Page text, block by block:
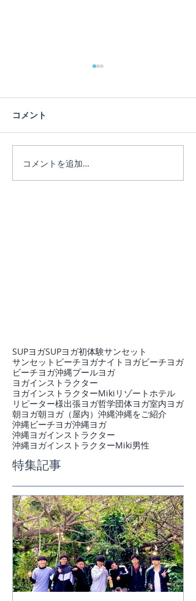
リピーターのEちゃん♪3日
間たっぷり遊びました。
コメント
コメントを追加…
SUPヨガSUPヨガ初体験サンセット
サンセットビーチヨガナイトヨガビーチヨガ
ビーチヨガ沖縄プールヨガ
ヨガインストラクター
ヨガインストラクターMiki リゾートホテル
リピーター様出張ヨガ哲学団体ヨガ室内ヨガ
朝ヨガ朝ヨガ（屋内） 沖縄沖縄をご紹介
沖縄ビーチヨガ沖縄ヨガ
沖縄ヨガインストラクター
沖縄ヨガインストラクターMiki男性
特集記事